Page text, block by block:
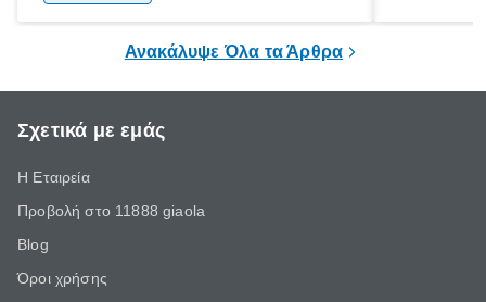
Ανακάλυψε Όλα τα Άρθρα
Σχετικά με εμάς
Η Εταιρεία
Προβολή στο 11888 giaola
Blog
Όροι χρήσης